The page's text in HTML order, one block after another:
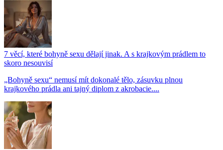
7 věcí, které bohyně sexu dělají jinak. A s krajkovým prádlem to
skoro nesouvisí
„Bohyně sexu“ nemusí mít dokonalé tělo, zásuvku plnou
krajkového prádla ani tajný diplom z akrobacie....